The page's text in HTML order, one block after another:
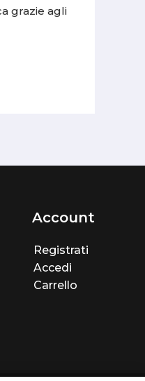
grazie agli
Account
Registrati
Accedi
Carrello